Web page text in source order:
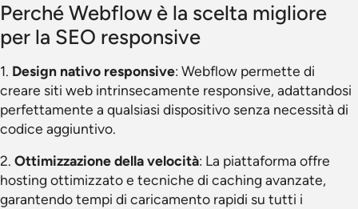
Perché Webflow è la scelta migliore
per la SEO responsive
1. Design nativo responsive: Webflow permette di
creare siti web intrinsecamente responsive, adattandosi
perfettamente a qualsiasi dispositivo senza necessità di
codice aggiuntivo.
2. Ottimizzazione della velocità: La piattaforma offre
hosting ottimizzato e tecniche di caching avanzate,
garantendo tempi di caricamento rapidi su tutti i